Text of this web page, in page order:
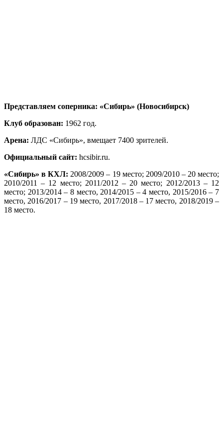
Представляем соперника: «Сибирь» (Новосибирск)
Клуб образован: 1962 год.
Арена: ЛДС «Сибирь», вмещает 7400 зрителей.
Официальный сайт: hcsibir.ru.
«Сибирь» в КХЛ: 2008/2009 – 19 место; 2009/2010 – 20 место;
2010/2011 – 12 место; 2011/2012 – 20 место; 2012/2013 – 12
место; 2013/2014 – 8 место, 2014/2015 – 4 место, 2015/2016 – 7
место, 2016/2017 – 19 место, 2017/2018 – 17 место, 2018/2019 –
18 место.